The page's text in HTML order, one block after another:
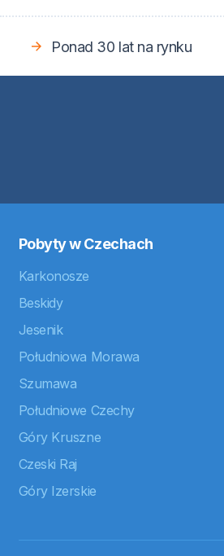
Ponad 30 lat na rynku
Pobyty w Czechach
Karkonosze
Beskidy
Jesenik
Południowa Morawa
Szumawa
Południowe Czechy
Góry Kruszne
Czeski Raj
Góry Izerskie